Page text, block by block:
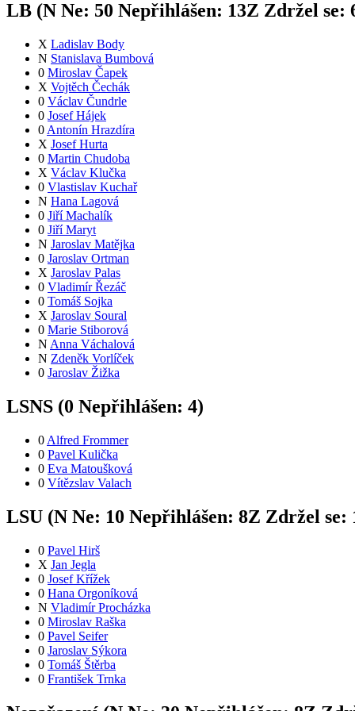
LB (N Ne: 50 Nepřihlášen: 13Z Zdržel se:
X Ladislav Body
N Stanislava Bumbová
0 Miroslav Čapek
X Vojtěch Čechák
0 Václav Čundrle
0 Josef Hájek
0 Antonín Hrazdíra
X Josef Hurta
0 Martin Chudoba
X Václav Klučka
0 Vlastislav Kuchař
N Hana Lagová
0 Jiří Machalík
0 Jiří Maryt
N Jaroslav Matějka
0 Jaroslav Ortman
X Jaroslav Palas
0 Vladimír Řezáč
0 Tomáš Sojka
X Jaroslav Soural
0 Marie Stiborová
N Anna Váchalová
N Zdeněk Vorlíček
0 Jaroslav Žižka
LSNS (0 Nepřihlášen: 4)
0 Alfred Frommer
0 Pavel Kulička
0 Eva Matoušková
0 Vítězslav Valach
LSU (N Ne: 10 Nepřihlášen: 8Z Zdržel se:
0 Pavel Hirš
X Jan Jegla
0 Josef Křížek
0 Hana Orgoníková
N Vladimír Procházka
0 Miroslav Raška
0 Pavel Seifer
0 Jaroslav Sýkora
0 Tomáš Štěrba
0 František Trnka